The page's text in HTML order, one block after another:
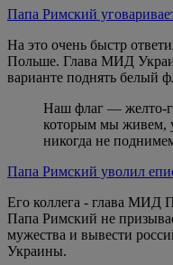
Папа Римский
На это очень быстр
Польше. Глава МИД
варианте поднять белый
Наш флаг — желто-
которым мы живем,
никогда не
Папа Римский уволил
Его коллега - глава МИД
Папа Римский не
мужества и вывести
Украины.